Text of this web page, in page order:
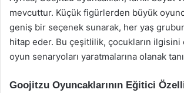
mevcuttur. Küçük figürlerden büyük
geniş bir seçenek sunarak, her yaş
hitap eder. Bu çeşitlilik, çocukların ilgisini
oyun senaryoları yaratmalarına olanak
Goojitzu Oyuncaklarının Eğitici